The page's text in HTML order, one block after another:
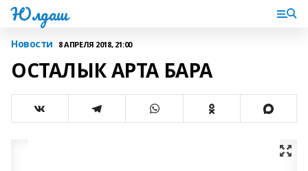
Юлдаш
Новости 8 АПРЕЛЯ 2018, 21:00
ОСТАЛЫК АРТА БАРА